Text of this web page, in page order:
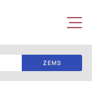
ZEMS